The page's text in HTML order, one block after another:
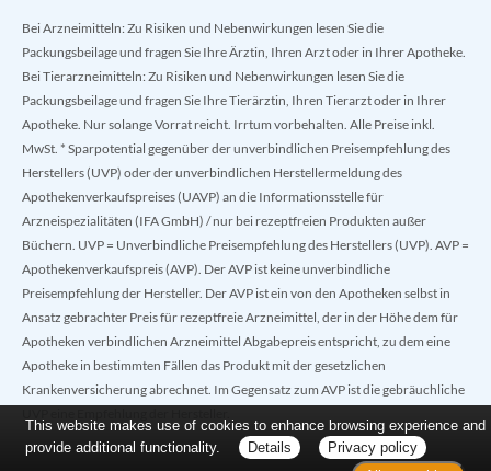
Bei Arzneimitteln: Zu Risiken und Nebenwirkungen lesen Sie die
Packungsbeilage und fragen Sie Ihre Ärztin, Ihren Arzt oder in Ihrer Apotheke.
Bei Tierarzneimitteln: Zu Risiken und Nebenwirkungen lesen Sie die
Packungsbeilage und fragen Sie Ihre Tierärztin, Ihren Tierarzt oder in Ihrer
Apotheke. Nur solange Vorrat reicht. Irrtum vorbehalten. Alle Preise inkl.
MwSt. * Sparpotential gegenüber der unverbindlichen Preisempfehlung des
Herstellers (UVP) oder der unverbindlichen Herstellermeldung des
Apothekenverkaufspreises (UAVP) an die Informationsstelle für
Arzneispezialitäten (IFA GmbH) / nur bei rezeptfreien Produkten außer
Büchern. UVP = Unverbindliche Preisempfehlung des Herstellers (UVP). AVP =
Apothekenverkaufspreis (AVP). Der AVP ist keine unverbindliche
Preisempfehlung der Hersteller. Der AVP ist ein von den Apotheken selbst in
Ansatz gebrachter Preis für rezeptfreie Arzneimittel, der in der Höhe dem für
Apotheken verbindlichen Arzneimittel Abgabepreis entspricht, zu dem eine
Apotheke in bestimmten Fällen das Produkt mit der gesetzlichen
Krankenversicherung abrechnet. Im Gegensatz zum AVP ist die gebräuchliche
This website makes use of cookies to enhance browsing experience and
provide additional functionality.
Details
Privacy policy